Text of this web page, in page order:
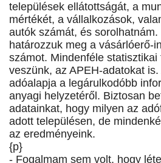
települések ellátottságát, a
mértékét, a vállalkozások,
autók számát, és
határozzuk meg a vásárlóerő-
számot. Mindenféle
veszünk, az APEH-adatokat
adóalapja a legárulkodóbb
anyagi helyzetéről. Biztosan
adatainkat, hogy milyen az
adott településen, de
az eredményeink.
{p}
- Fogalmam sem volt, hogy